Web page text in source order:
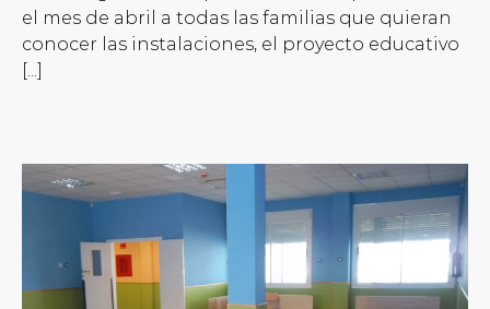
el mes de abril a todas las familias que quieran
conocer las instalaciones, el proyecto educativo
[...]